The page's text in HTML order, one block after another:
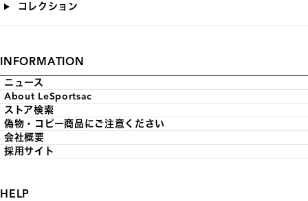
コレクション
INFORMATION
ニュース
About LeSportsac
ストア検索
偽物・コピー商品にご注意ください
会社概要
採用サイト
HELP